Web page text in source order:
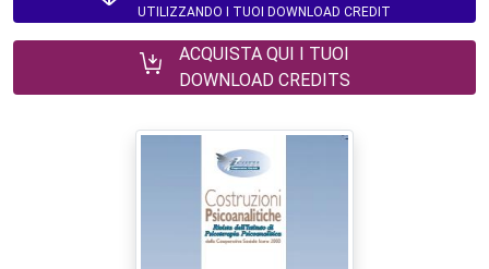
UTILIZZANDO I TUOI DOWNLOAD CREDIT
ACQUISTA QUI I TUOI
DOWNLOAD CREDITS